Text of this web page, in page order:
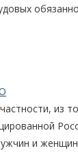
из
и